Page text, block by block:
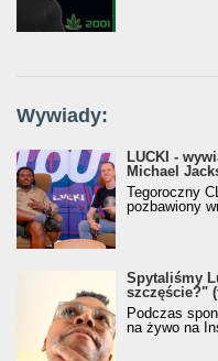
Wywiady:
LUCKI -
Michael
Tegoroczny
pozbawiony
Spytaliśmy
szczęście?"
Podczas
na żywo na